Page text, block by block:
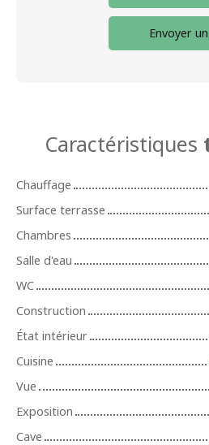
Envoyer
Caractéristiques
Chauffage
Surface terrasse
Chambres
Salle d'eau
WC
Construction
État intérieur
Cuisine
Vue
Exposition
Cave